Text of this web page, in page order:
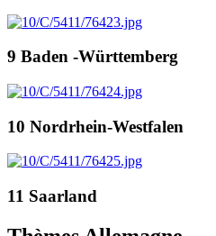
9 Baden -Württemberg
10 Nordrhein-Westfalen
11 Saarland